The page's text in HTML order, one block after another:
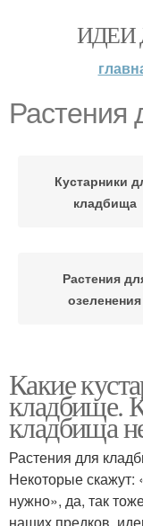
ИДЕИ
Растения
Кустарники
кладбища
Растения
озеленения
Туй на
Растения для
Какие
кладбище.
кладбища
Растения для
Некоторые скажут:
нужно», да, так